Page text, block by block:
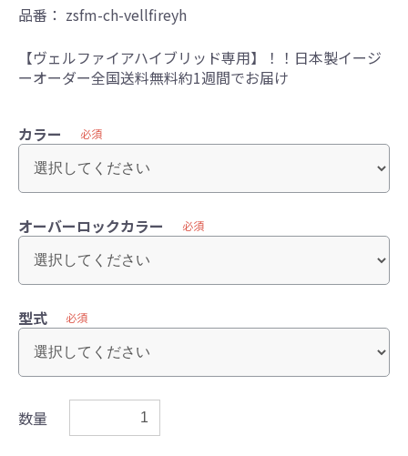
品番： zsfm-ch-vellfireyh
【ヴェルファイアハイブリッド専用】！！日本製イージ
ーオーダー全国送料無料約1週間でお届け
カラー 必須
オーバーロックカラー 必須
型式 必須
数量